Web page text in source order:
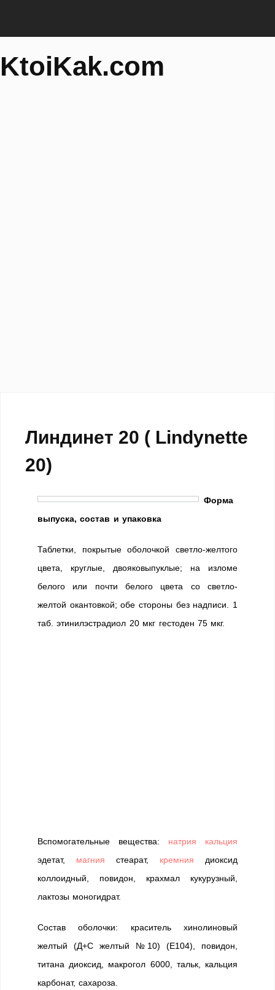
KtoiKak.com
Линдинет 20 ( Lindynette
20)
Форма
выпуска, состав и упаковка
Таблетки, покрытые оболочкой светло-желтого
цвета, круглые, двояковыпуклые; на изломе
белого или почти белого цвета со светло-
желтой окантовкой; обе стороны без надписи. 1
таб. этинилэстрадиол 20 мкг гестоден 75 мкг.
Вспомогательные вещества: натрия
кальция
эдетат, магния стеарат, кремния диоксид
коллоидный, повидон, крахмал кукурузный,
лактозы моногидрат.
Состав оболочки: краситель хинолиновый
желтый (Д+С желтый №10) (Е104), повидон,
титана диоксид, макрогол 6000, тальк, кальция
карбонат, сахароза.